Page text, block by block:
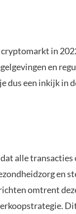
in
en
een inkijk in
alle
en
omtrent